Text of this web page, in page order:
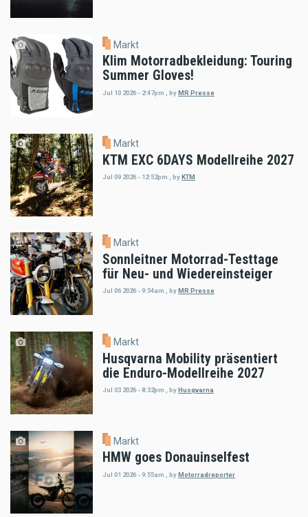
Markt
Klim Motorradbekleidung: Touring
Summer Gloves!
Jul 10 2026 - 2:47pm byMR Presse
Markt
KTM EXC 6DAYS Modellreihe 2027
Jul 09 2026 - 12:52pm , by KTM
Markt
Sonnleitner Motorrad-Testtage
für Neu- und Wiedereinsteiger
Jul 06 2026 - 9:54am byMR Presse
Markt
Husqvarna Mobility präsentiert
die Enduro-Modellreihe 2027
Jul 03 2026 - 8:32pm byHusqvarna
Markt
HMW goes Donauinselfest
Jul 01 2026 - 9:55am byMotorradreporter